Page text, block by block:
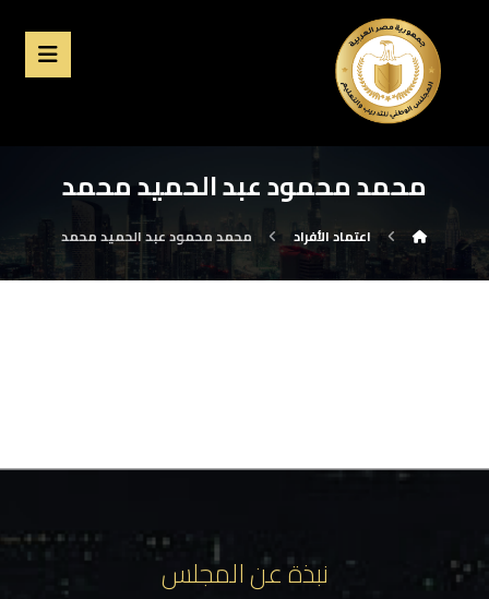
محمد محمود عبد الحميد محمد
اعتماد الأفراد محمد محمود عبد الحميد محمد
نبذة عن المجلس